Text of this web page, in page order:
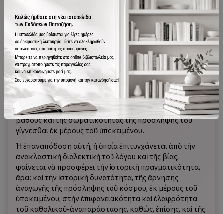
στὸ πλαίσιο μιᾶς ἄλλης, καινοφανοῦς, διαλεκτικῆς, πέρα
ἀπὸ τὴν ψευδοδιαλεκτικὴ καθολικοῦ — συγκεκριμένου
καὶ τὶς ἐκφάνσεις της (πλατωνική, ἐγελιανή,
μαρξι[στι]κή): στὸ πλαίσιο τῆς ἀνακλαστικῆς
διαλεκτικῆς, ἡ ὁποία λαμβάνει, μέσα στὶς Ἱστορίες, τὴν
μορφὴ τῆς ἀνακλαστικῆς διαλεκτικῆς τοῦ λόγου καὶ τῆς
βίας, τῆς ἀνακλαστικῆς διαλεκτικῆς ὄχι τῶν
ἀναπαραστάσεων ἀλλὰ τῶν κρυσταλλώσεων τοῦ
λόγου καὶ τῆς βίας· τὸ γεγονός, ὅμως, τῆς ἐκκάλυψης τῆς
διαλεκτικῆς αὐτῆς, ἐπιτρέπει, μὲ τὴν σειρά του, τὴν
ἐπαναπόδοση τῆς ὑλικότητας, τῆς βαρύτητας, τοῦ
βάθους καὶ τῆς σωματικότητας τῆς πρόσληψης τοῦ
γίγνεσθαι ἐκ μέρους τοῦ ὑποκειμένου.
Ἡ ἐπαναπόδοση αὐτή, ἡ ὁποία ἐπιτυγχάνεται ἀπὸ τὴν
ἀνακλαστικὴ διαλεκτικὴ τοῦ λόγου καὶ τῆς βίας,
φαίνεται νὰ προσφέρει τὴν ἱστορικὴ πραγματικότητα,
ἄρα: καὶ τὴν ἱστορικὴ δυνατότητα, τῆς ἄρνησης
ἀναγωγῆς τῆς πρόσληψης τοῦ κόσμου, ἐκ μέρους τοῦ
ὑποκειμένου, στὴν ἐπιφανειακότητα καὶ ἐλαφρότητα
τοῦ καθολικοῦ-ἀναπαράστασης, καθώς, ἐπίσης, καὶ τῆς